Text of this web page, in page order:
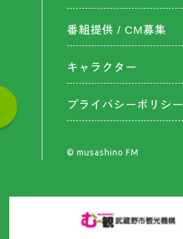
番組提供 / CM募集
キャラクター
プライバシーポリシー
©︎ musashino FM